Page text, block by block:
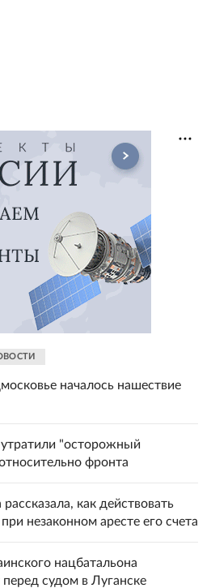
началось нашествие
"осторожный
фронта
как действовать
незаконном аресте его счета
нацбатальона
перед судом в Луганске